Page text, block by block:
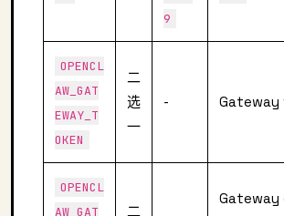
9
OPENCL
AW_GAT
EWAY_T
OKEN
二
选
一
- Gateway
OPENCL
AW_GAT
二
Gateway